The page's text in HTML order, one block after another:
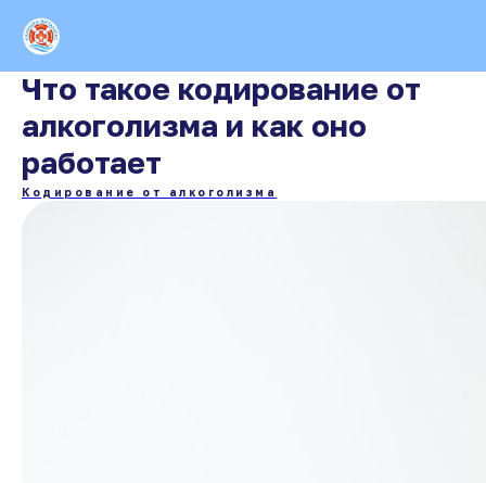
Что такое кодирование от
алкоголизма и как оно
работает
Кодирование от алкоголизма